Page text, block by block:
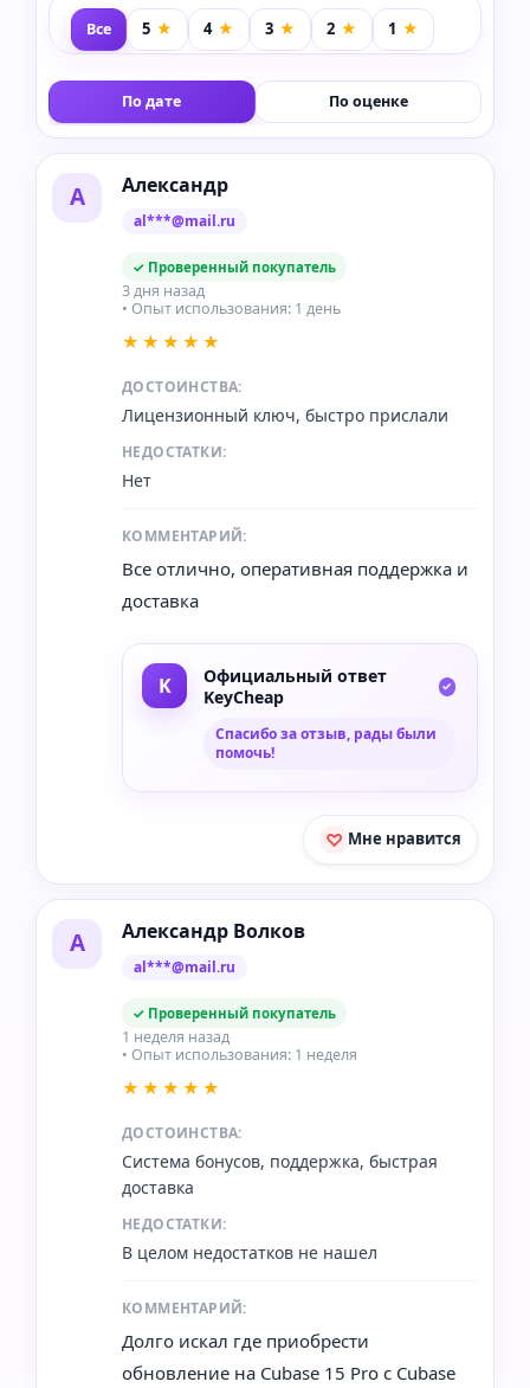
Все
По дате По оценке
А Александр
al***@mail.ru
✓ Проверенный покупатель
3 дня назад
• Опыт использования: 1 день
★★★★★
ДОСТОИНСТВА:
Лицензионный ключ, быстро прислали
НЕДОСТАТКИ:
Нет
КОММЕНТАРИЙ:
Все отлично, оперативная поддержка и
доставка
Официальный ответ
KeyCheap
Спасибо за отзыв, рады были
помочь!
Мне нравится
А Александр Волков
al***@mail.ru
✓ Проверенный покупатель
1 неделя назад
• Опыт использования: 1 неделя
★★★★★
ДОСТОИНСТВА:
Система бонусов, поддержка, быстрая
доставка
НЕДОСТАТКИ:
В целом недостатков не нашел
КОММЕНТАРИЙ:
Долго искал где приобрести
обновление на Cubase 15 Pro с Cubase